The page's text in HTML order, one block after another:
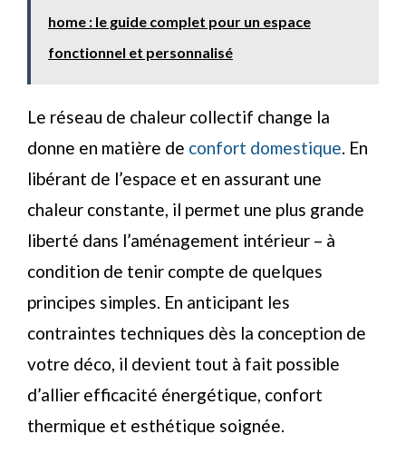
home : le guide complet pour un espace
fonctionnel et personnalisé
Le réseau de chaleur collectif change la
donne en matière de confort domestique. En
libérant de l’espace et en assurant une
chaleur constante, il permet une plus grande
liberté dans l’aménagement intérieur – à
condition de tenir compte de quelques
principes simples. En anticipant les
contraintes techniques dès la conception de
votre déco, il devient tout à fait possible
d’allier efficacité énergétique, confort
thermique et esthétique soignée.